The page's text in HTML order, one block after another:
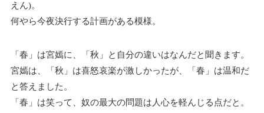
えん)。
何やら今夜決行する計画がある模様。
「春」は宮嫣に、「秋」と自分の違いはなんだと聞きます。
宮嫣は、「秋」は喜怒哀楽が激しかったが、「春」は温和だ
と答えました。
「春」は笑って、奴の最大の問題は人心を軽んじる点だと。